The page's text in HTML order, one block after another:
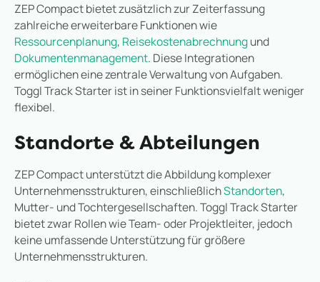
ZEP Compact bietet zusätzlich zur Zeiterfassung
zahlreiche erweiterbare Funktionen wie
Ressourcenplanung, Reisekostenabrechnungund
Dokumentenmanagement. Diese Integrationen
ermöglichen eine zentrale Verwaltung von Aufgaben.
Toggl Track Starter ist in seiner Funktionsvielfalt weniger
flexibel.
Standorte & Abteilungen
ZEP Compact unterstützt die Abbildung komplexer
Unternehmensstrukturen, einschließlichStandorten,
Mutter- und Tochtergesellschaften. Toggl Track Starter
bietet zwar Rollen wie Team- oder Projektleiter, jedoch
keine umfassende Unterstützung für größere
Unternehmensstrukturen.